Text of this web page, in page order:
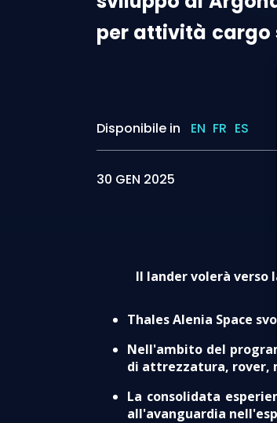
per attività cargo
Disponibile in EN FR ES
30 GEN 2025
Il lander volerà verso
Thales Alenia Space
Nell'ambito del
di attrezzatura, rover,
La consolidata
all'avanguardia